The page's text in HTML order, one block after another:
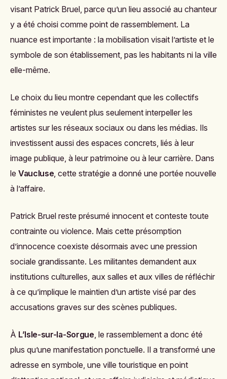
visant Patrick Bruel, parce qu’un lieu associé au chanteur
y a été choisi comme point de rassemblement. La
nuance est importante : la mobilisation visait l’artiste et le
symbole de son établissement, pas les habitants ni la ville
elle-même.
Le choix du lieu montre cependant que les collectifs
féministes ne veulent plus seulement interpeller les
artistes sur les réseaux sociaux ou dans les médias. Ils
investissent aussi des espaces concrets, liés à leur
image publique, à leur patrimoine ou à leur carrière. Dans
le Vaucluse, cette stratégie a donné une portée nouvelle
à l’affaire.
Patrick Bruel reste présumé innocent et conteste toute
contrainte ou violence. Mais cette présomption
d’innocence coexiste désormais avec une pression
sociale grandissante. Les militantes demandent aux
institutions culturelles, aux salles et aux villes de réfléchir
à ce qu’implique le maintien d’un artiste visé par des
accusations graves sur des scènes publiques.
À L’Isle-sur-la-Sorgue, le rassemblement a donc été
plus qu’une manifestation ponctuelle. Il a transformé une
adresse en symbole, une ville touristique en point